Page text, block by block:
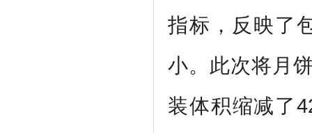
指标，反映了
小。此次将月
装体积缩减了